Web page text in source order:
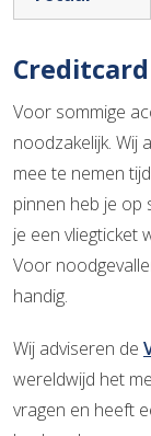
Voor sommige
noodzakelijk. Wij
mee te nemen
pinnen heb je op
je een vliegticket
Voor
handig.
Wij adviseren de
wereldwijd het
vragen en heeft